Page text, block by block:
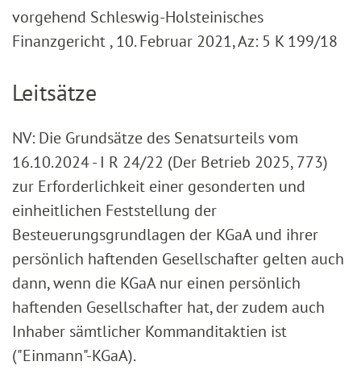
vorgehend Schleswig-Holsteinisches
Finanzgericht , 10. Februar 2021, Az: 5 K 199/18
Leitsätze
NV: Die Grundsätze des Senatsurteils vom
16.10.2024 - I R 24/22 (Der Betrieb 2025, 773)
zur Erforderlichkeit einer gesonderten und
einheitlichen Feststellung der
Besteuerungsgrundlagen der KGaA und ihrer
persönlich haftenden Gesellschafter gelten auch
dann, wenn die KGaA nur einen persönlich
haftenden Gesellschafter hat, der zudem auch
Inhaber sämtlicher Kommanditaktien ist
("Einmann"-KGaA).